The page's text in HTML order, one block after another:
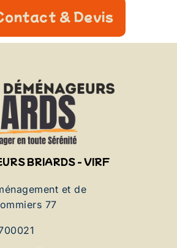
& Devis
BRIARDS - VIRF
et de
77